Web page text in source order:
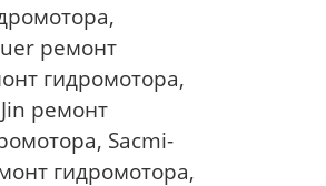
ремонт
гидромотора,
ремонт
Sacmi-
гидромотора,